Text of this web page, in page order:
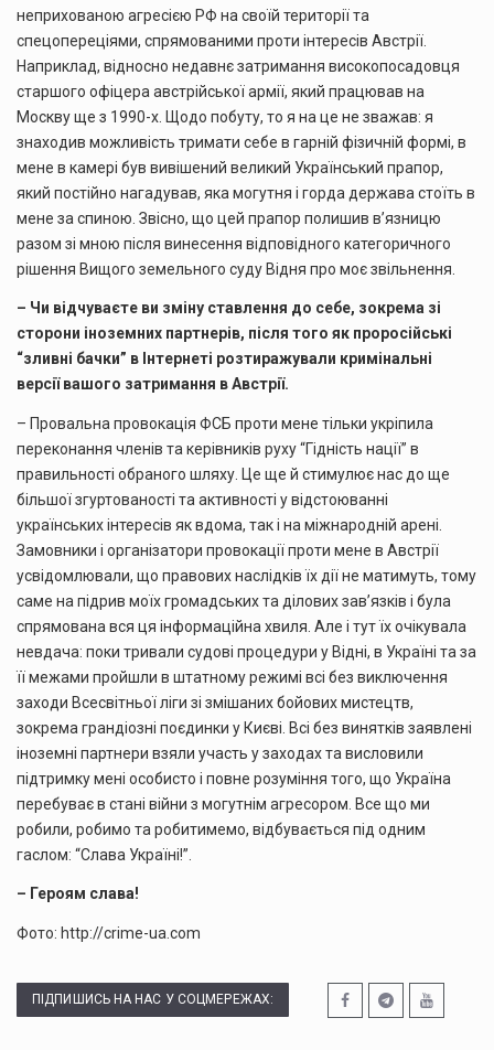
неприхованою агресією РФ на своїй території та
спецопереціями, спрямованими проти інтересів Австрії.
Наприклад, відносно недавнє затримання високопосадовця
старшого офіцера австрійської армії, який працював на
Москву ще з 1990-х. Щодо побуту, то я на це не зважав: я
знаходив можливість тримати себе в гарній фізичній формі, в
мене в камері був вивішений великий Український прапор,
який постійно нагадував, яка могутня і горда держава стоїть в
мене за спиною. Звісно, що цей прапор полишив в’язницю
разом зі мною після винесення відповідного категоричного
рішення Вищого земельного суду Відня про моє звільнення.
– Чи відчуваєте ви зміну ставлення до себе, зокрема зі
сторони іноземних партнерів, після того як проросійські
“зливні бачки” в Інтернеті розтиражували кримінальні
версії вашого затримання в Австрії.
– Провальна провокація ФСБ проти мене тільки укріпила
переконання членів та керівників руху “Гідність нації” в
правильності обраного шляху. Це ще й стимулює нас до ще
більшої згуртованості та активності у відстоюванні
українських інтересів як вдома, так і на міжнародній арені.
Замовники і організатори провокації проти мене в Австрії
усвідомлювали, що правових наслідків їх дії не матимуть, тому
саме на підрив моїх громадських та ділових зав’язків і була
спрямована вся ця інформаційна хвиля. Але і тут їх очікувала
невдача: поки тривали судові процедури у Відні, в Україні та за
її межами пройшли в штатному режимі всі без виключення
заходи Всесвітньої ліги зі змішаних бойових мистецтв,
зокрема грандіозні поєдинки у Києві. Всі без винятків заявлені
іноземні партнери взяли участь у заходах та висловили
підтримку мені особисто і повне розуміння того, що Україна
перебуває в стані війни з могутнім агресором. Все що ми
робили, робимо та робитимемо, відбувається під одним
гаслом: “Слава Україні!”.
– Героям слава!
Фото: http://crime-ua.com
ПІДПИШИСЬ НА НАС У СОЦМЕРЕЖАХ: